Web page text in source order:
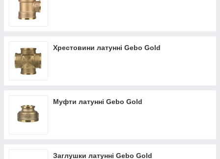
Хрестовини латунні Gebo Gold
Муфти латунні Gebo Gold
Заглушки латунні Gebo Gold